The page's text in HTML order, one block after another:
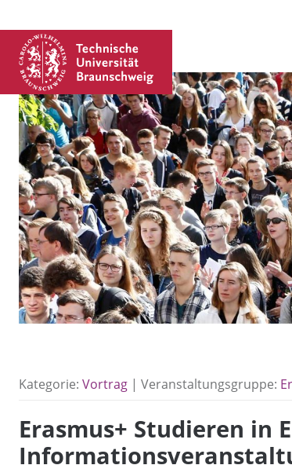
Kategorie: Vortrag | Veranstaltungsgruppe:
Erasmus+ Studieren in